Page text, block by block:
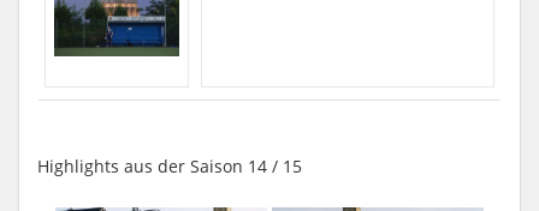
Highlights aus der Saison 14 / 15